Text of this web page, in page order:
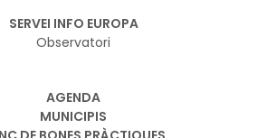
SERVEI INFO EUROPA
Observatori
AGENDA
MUNICIPIS